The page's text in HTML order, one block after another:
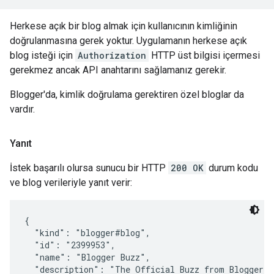
Herkese açık bir blog almak için kullanıcının kimliğinin
doğrulanmasına gerek yoktur. Uygulamanın herkese açık
blog isteği için Authorization HTTP üst bilgisi içermesi
gerekmez ancak API anahtarını sağlamanız gerekir.
Blogger'da, kimlik doğrulama gerektiren özel bloglar da
vardır.
Yanıt
İstek başarılı olursa sunucu bir HTTP 200 OK durum kodu
ve blog verileriyle yanıt verir:
{
  "kind": "blogger#blog",
  "id": "2399953",
  "name": "Blogger Buzz",
"description": "The Official Buzz from Blogger